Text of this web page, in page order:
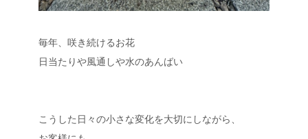
毎年、咲き続けるお花
日当たりや風通しや水のあんばい
こうした日々の小さな変化を大切にしながら、